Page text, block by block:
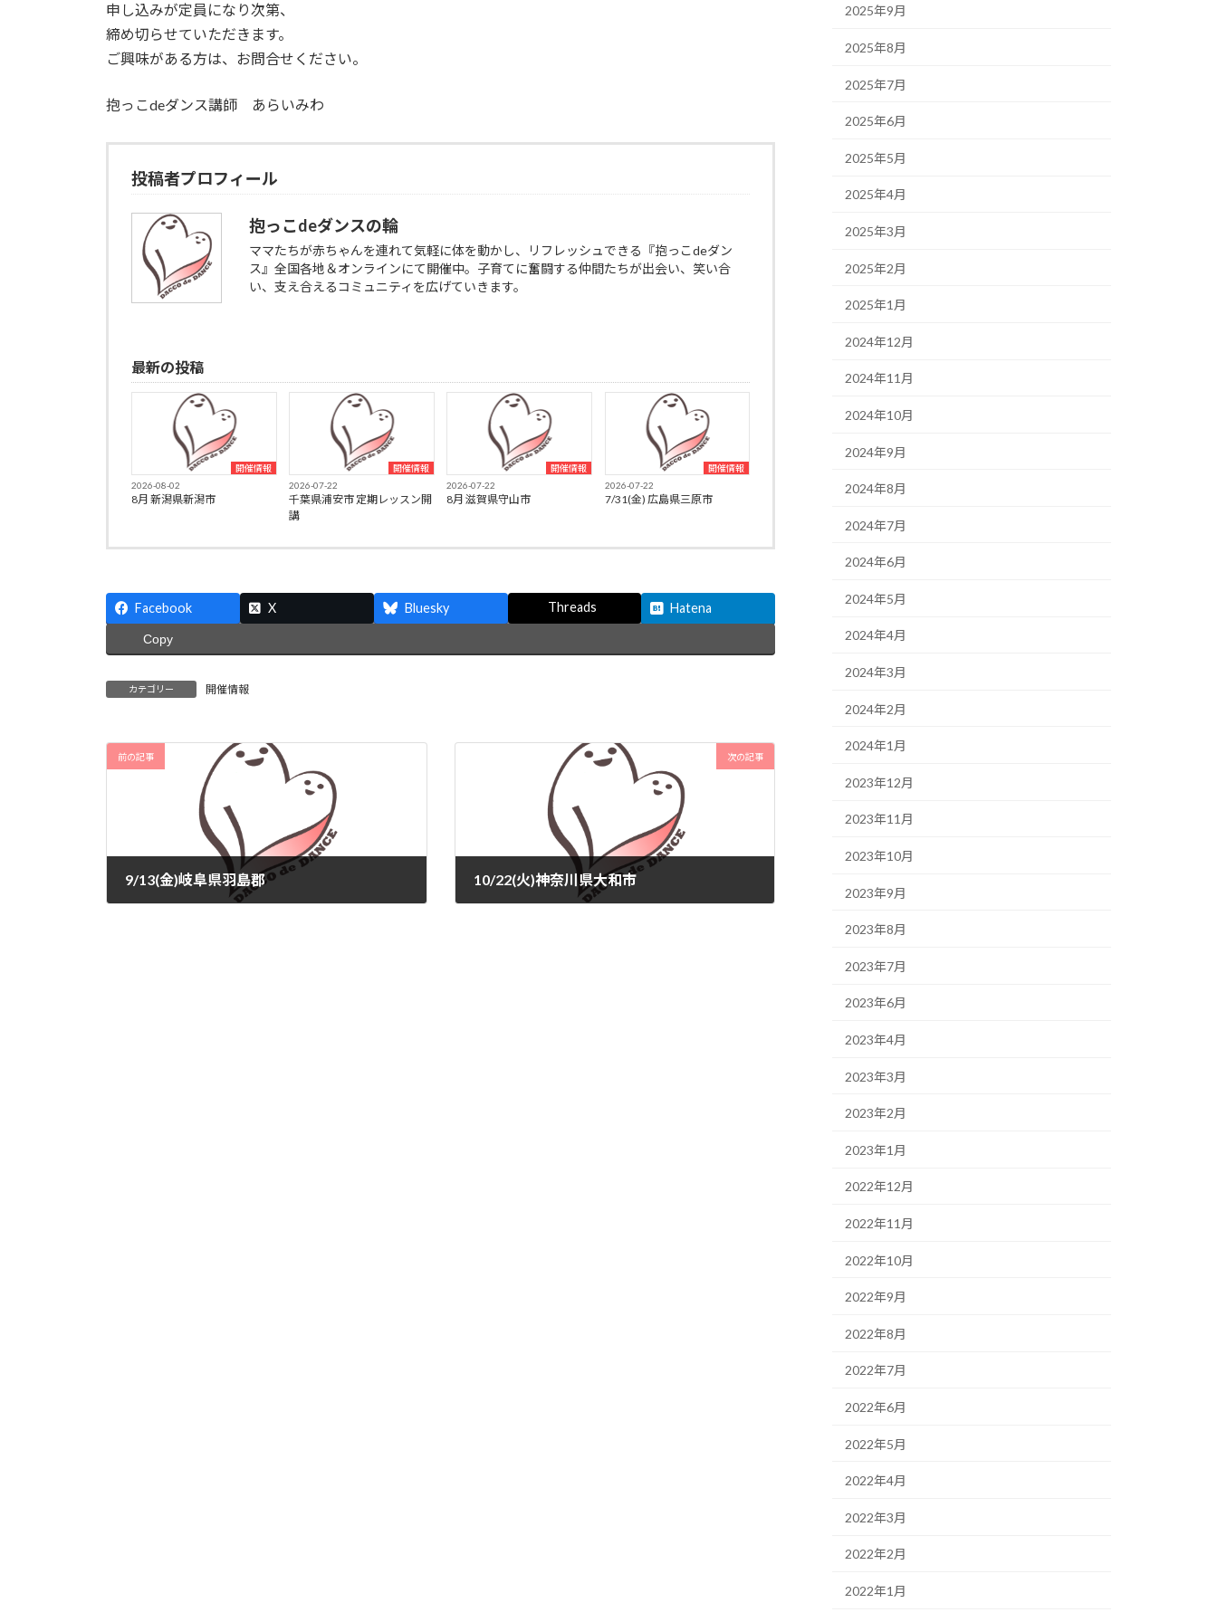
申し込みが定員になり次第、
締め切らせていただきます。
ご興味がある方は、お問合せください。
抱っこdeダンス講師 あらいみわ
投稿者プロフィール
抱っこdeダンスの輪
ママたちが赤ちゃんを連れて気軽に体を動かし、リフレッシュできる『抱っこdeダン
ス』全国各地＆オンラインにて開催中。子育てに奮闘する仲間たちが出会い、笑い合
い、支え合えるコミュニティを広げていきます。
最新の投稿
開催情報
2026-08-02
8月 新潟県新潟市
開催情報
2026-07-22
千葉県浦安市 定期レッスン開
講
開催情報
2026-07-22
8月 滋賀県守山市
開催情報
2026-07-22
7/31(金) 広島県三原市
Facebook X Bluesky Threads Hatena
Copy
カテゴリー 開催情報
前の記事
9/13(金)岐阜県羽島郡
次の記事
10/22(火)神奈川県大和市
2025年9月
2025年8月
2025年7月
2025年6月
2025年5月
2025年4月
2025年3月
2025年2月
2025年1月
2024年12月
2024年11月
2024年10月
2024年9月
2024年8月
2024年7月
2024年6月
2024年5月
2024年4月
2024年3月
2024年2月
2024年1月
2023年12月
2023年11月
2023年10月
2023年9月
2023年8月
2023年7月
2023年6月
2023年4月
2023年3月
2023年2月
2023年1月
2022年12月
2022年11月
2022年10月
2022年9月
2022年8月
2022年7月
2022年6月
2022年5月
2022年4月
2022年3月
2022年2月
2022年1月